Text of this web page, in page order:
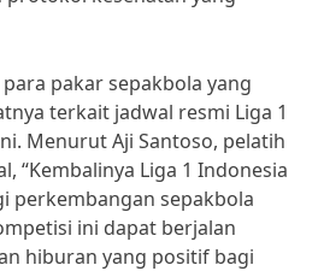
pakar sepakbola yang
terkait jadwal resmi Liga 1
Menurut Aji Santoso, pelatih
“Kembalinya Liga 1 Indonesia
perkembangan sepakbola
ini dapat berjalan
hiburan yang positif bagi